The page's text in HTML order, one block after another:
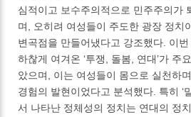
심적이고 보수주의적으로 민주주의가
며, 오히려 여성들이 주도한 광장 정치
변곡점을 만들어냈다고 강조했다. 이
하찮게 여겨온 ‘투쟁, 돌봄, 연대’가 주
았으며, 이는 여성들이 몸으로 실천하
경험의 발현이었다고 분석했다. 특히 ‘
서 나타난 정체성의 정치는 연대의 정